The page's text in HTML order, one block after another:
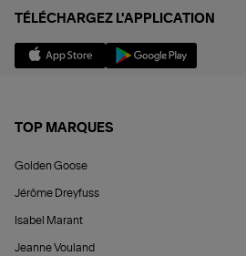
TÉLÉCHARGEZ L'APPLICATION
TOP MARQUES
Golden Goose
Jérôme Dreyfuss
Isabel Marant
Jeanne Vouland